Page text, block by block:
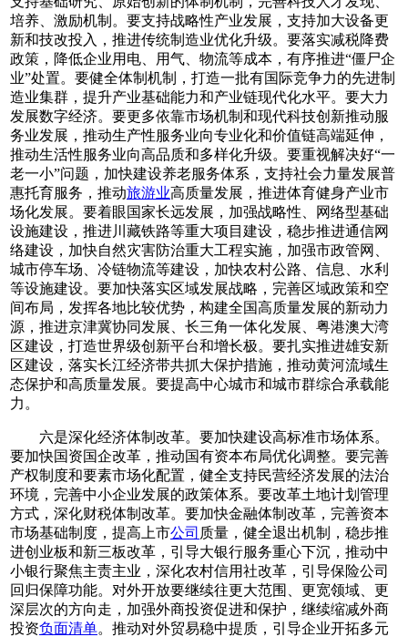
培养、激励机制。要支持战略性产业发展，支持加大设备更
新和技改投入，推进传统制造业优化升级。要落实减税降费
政策，降低企业用电、用气、物流等成本，有序推进“僵尸企
业”处置。要健全体制机制，打造一批有国际竞争力的先进制
造业集群，提升产业基础能力和产业链现代化水平。要大力
发展数字经济。要更多依靠市场机制和现代科技创新推动服
务业发展，推动生产性服务业向专业化和价值链高端延伸，
推动生活性服务业向高品质和多样化升级。要重视解决好“一
老一小”问题，加快建设养老服务体系，支持社会力量发展普
惠托育服务，推动旅游业高质量发展，推进体育健身产业市
场化发展。要着眼国家长远发展，加强战略性、网络型基础
设施建设，推进川藏铁路等重大项目建设，稳步推进通信网
络建设，加快自然灾害防治重大工程实施，加强市政管网、
城市停车场、冷链物流等建设，加快农村公路、信息、水利
等设施建设。要加快落实区域发展战略，完善区域政策和空
间布局，发挥各地比较优势，构建全国高质量发展的新动力
源，推进京津冀协同发展、长三角一体化发展、粤港澳大湾
区建设，打造世界级创新平台和增长极。要扎实推进雄安新
区建设，落实长江经济带共抓大保护措施，推动黄河流域生
态保护和高质量发展。要提高中心城市和城市群综合承载能
力。
六是深化经济体制改革。要加快建设高标准市场体系。
要加快国资国企改革，推动国有资本布局优化调整。要完善
产权制度和要素市场化配置，健全支持民营经济发展的法治
环境，完善中小企业发展的政策体系。要改革土地计划管理
方式，深化财税体制改革。要加快金融体制改革，完善资本
市场基础制度，提高上市公司 质量，健全退出机制，稳步推
进创业板和新三板改革，引导大银行服务重心下沉，推动中
小银行聚焦主责主业，深化农村信用社改革，引导保险公司
回归保障功能。对外开放要继续往更大范围、更宽领域、更
深层次的方向走，加强外商投资促进和保护，继续缩减外商
投资负面清单。推动对外贸易稳中提质，引导企业开拓多元